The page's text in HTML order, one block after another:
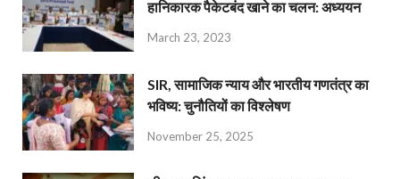
हानिकारक पैकेटबंद खाने का चलन: अध्ययन
March 23, 2023
SIR, सामाजिक न्याय और भारतीय गणतंत्र का
भविष्य: चुनौतियों का विश्लेषण
November 25, 2025